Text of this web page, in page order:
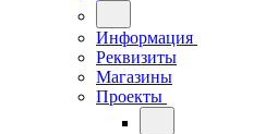
Информация
Реквизиты
Магазины
Проекты